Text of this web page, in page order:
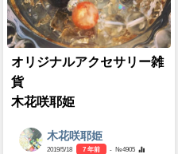
オリジナルアクセサリー雑
貨
木花咲耶姫
木花咲耶姫
2019/5/18 7 年前
- №4905